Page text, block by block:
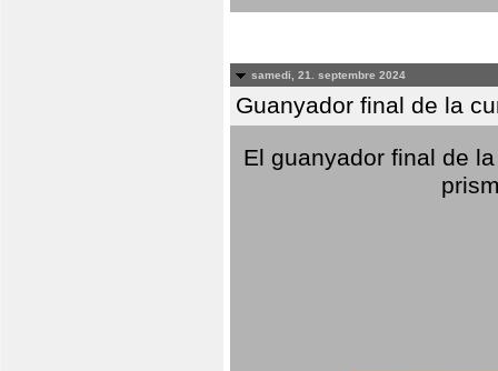
samedi, 21. septembre 2024
Guanyador final de la
El guanyador final de